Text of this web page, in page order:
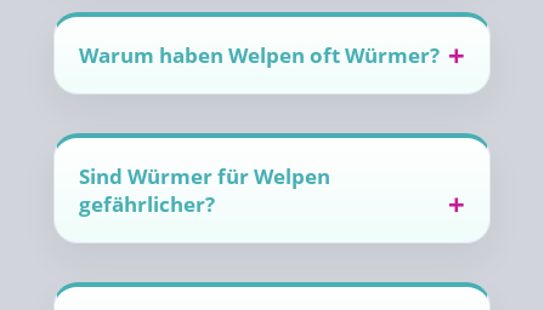
Warum haben Welpen oft Würmer?
Sind Würmer für Welpen
gefährlicher?